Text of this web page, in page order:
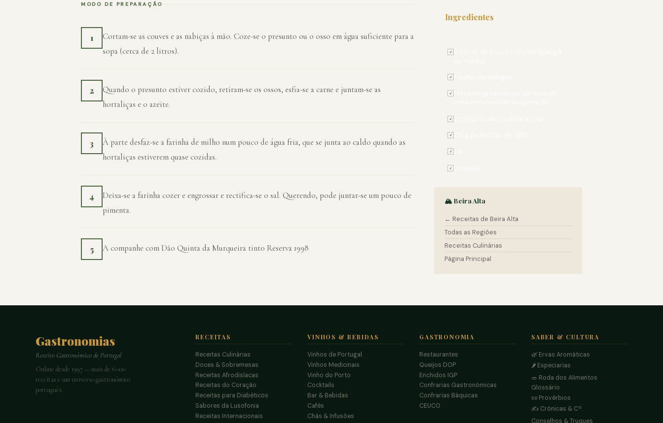
MODO DE PREPARAÇÃO
1
Cortam-se as couves e as nabiças à mão. Coze-se o presunto ou o osso em água suficiente para a
sopa (cerca de 2 litros).
2
Quando o presunto estiver cozido, retiram-se os ossos, esfia-se a carne e juntam-se as
hortaliças e o azeite.
3
À parte desfaz-se a farinha de milho num pouco de água fria, que se junta ao caldo quando as
hortaliças estiverem quase cozidas.
4
Deixa-se a farinha cozer e engrossar e rectifica-se o sal. Querendo, pode juntar-se um pouco de
pimenta.
5 A companhe com Dão Quinta da Murqueira tinto Reserva 1998
Ingredientes
✓
✓
✓
✓
✓
✓
✓
🏔️ Beira Alta
← Receitas de Beira Alta
Todas as Regiões
Receitas Culinárias
Página Principal
Gastronomias
Roteiro Gastronómico de Portugal
Online desde 1997 — mais de 6.000
receitas e um universo gastronómico
português.
RECEITAS
Receitas Culinárias
Doces & Sobremesas
Receitas Afrodisíacas
Receitas do Coração
Receitas para Diabéticos
Sabores da Lusofonia
Receitas Internacionais
VINHOS & BEBIDAS
Vinhos de Portugal
Vinhos Medicinais
Vinho do Porto
Cocktails
Bar & Bebidas
Cafés
Chás & Infusões
GASTRONOMIA
Restaurantes
Queijos DOP
Enchidos IGP
Confrarias Gastronómicas
Confrarias Báquicas
CEUCO
SABER & CULTURA
🌿 Ervas Aromáticas
🌶️ Especiarias
🥗 Roda dos Alimentos
Glossário
📜 Provérbios
✍️ Crónicas & Cª.
Conselhos & Truques